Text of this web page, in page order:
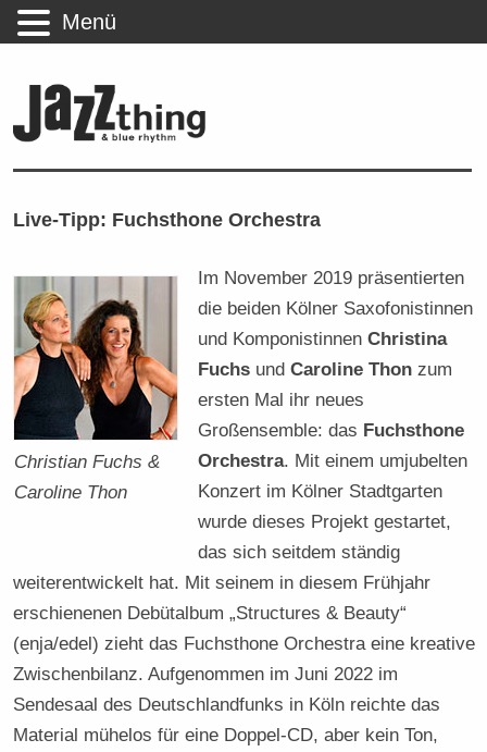
Live-Tipp: Fuchsthone Orchestra
Christian Fuchs &
Caroline Thon
Im November 2019 präsentierten
die beiden Kölner Saxofonistinnen
und KomponistinnenChristina
Fuchs undCaroline Thon zum
ersten Mal ihr neues
Großensemble: das Fuchsthone
Orchestra. Mit einem umjubelten
Konzert im Kölner Stadtgarten
wurde dieses Projekt gestartet,
das sich seitdem ständig
weiterentwickelt hat. Mit seinem in diesem Frühjahr
erschienenen Debütalbum „Structures & Beauty“
(enja/edel) zieht das Fuchsthone Orchestra eine kreative
Zwischenbilanz. Aufgenommen im Juni 2022 im
Sendesaal des Deutschlandfunks in Köln reichte das
Material mühelos für eine Doppel-CD, aber kein Ton,
Menü